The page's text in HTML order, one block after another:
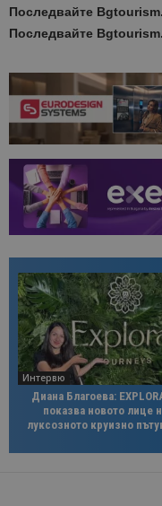
Последвайте
Последвайте
Интервю
Диана Благоева:
показва новото лице
луксозното круизно